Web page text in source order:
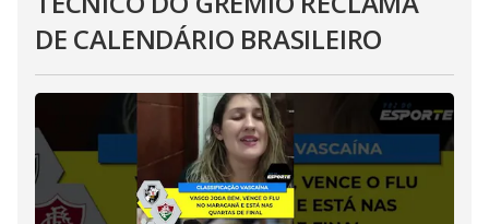
DE CALENDÁRIO BRASILEIRO